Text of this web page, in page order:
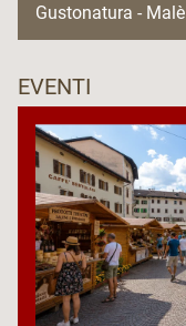
Gustonatura - Malè
EVENTI